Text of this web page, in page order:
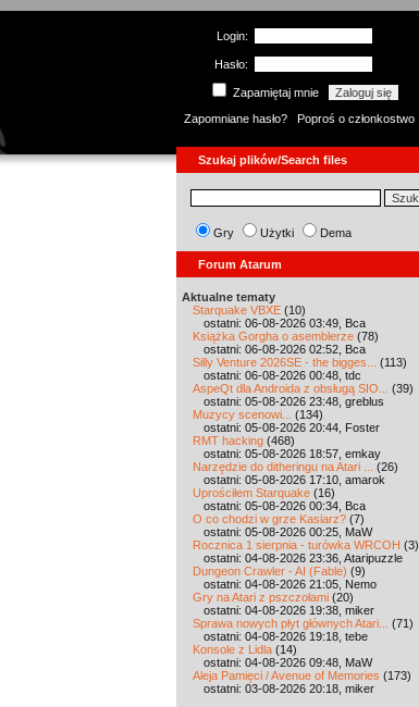
Login:
Hasło:
Zapamiętaj mnie
Zapomniane hasło?
Poproś o członkostwo
Szukaj plików/Search files
Gry Użytki Dema
Forum Atarum
Aktualne tematy
Starquake VBXE (10)
ostatni: 06-08-2026 03:49, Bca
Książka Gorgha o asemblerze (78)
ostatni: 06-08-2026 02:52, Bca
Silly Venture 2026SE - the bigges...
(113)
ostatni: 06-08-2026 00:48, tdc
AspeQt dla Androida z obsługą SIO...
(39)
ostatni: 05-08-2026 23:48, greblus
Muzycy scenowi...
(134)
ostatni: 05-08-2026 20:44, Foster
RMT hacking (468)
ostatni: 05-08-2026 18:57, emkay
Narzędzie do ditheringu na Atari ...
(26)
ostatni: 05-08-2026 17:10, amarok
Uprościłem Starquake (16)
ostatni: 05-08-2026 00:34, Bca
O co chodzi w grze Kasiarz? (7)
ostatni: 05-08-2026 00:25, MaW
Rocznica 1 sierpnia - turówka WRCOH (3)
ostatni: 04-08-2026 23:36, Ataripuzzle
Dungeon Crawler - AI (Fable) (9)
ostatni: 04-08-2026 21:05, Nemo
Gry na Atari z pszczołami (20)
ostatni: 04-08-2026 19:38, miker
Sprawa nowych płyt głównych Atari...
(71)
ostatni: 04-08-2026 19:18, tebe
Konsole z Lidla (14)
ostatni: 04-08-2026 09:48, MaW
Aleja Pamięci / Avenue of Memories (173)
ostatni: 03-08-2026 20:18, miker